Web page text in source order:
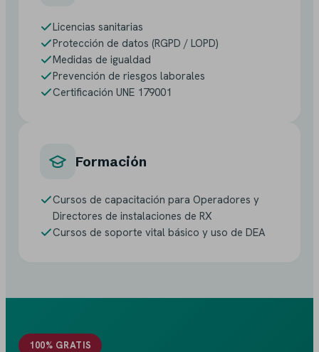
Licencias sanitarias
Protección de datos (RGPD / LOPD)
Medidas de igualdad
Prevención de riesgos laborales
Certificación UNE 179001
Formación
Cursos de capacitación para Operadores y
Directores de instalaciones de RX
Cursos de soporte vital básico y uso de DEA
100% GRATIS